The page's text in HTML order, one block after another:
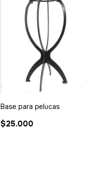
Base para pelucas
$25.000